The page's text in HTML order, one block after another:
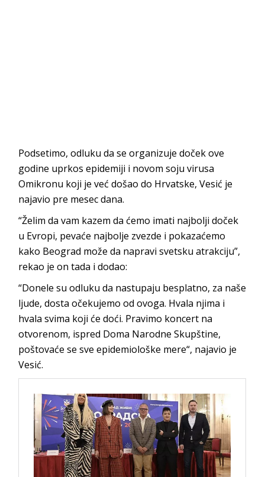
Podsetimo, odluku da se organizuje doček ove
godine uprkos epidemiji i novom soju virusa
Omikronu koji je već došao do Hrvatske, Vesić je
najavio pre mesec dana.
“Želim da vam kazem da ćemo imati najbolji doček
u Evropi, pevaće najbolje zvezde i pokazaćemo
kako Beograd može da napravi svetsku atrakciju”,
rekao je on tada i dodao:
“Donele su odluku da nastupaju besplatno, za naše
ljude, dosta očekujemo od ovoga. Hvala njima i
hvala svima koji će doći. Pravimo koncert na
otvorenom, ispred Doma Narodne Skupštine,
poštovaće se sve epidemiološke mere“, najavio je
Vesić.